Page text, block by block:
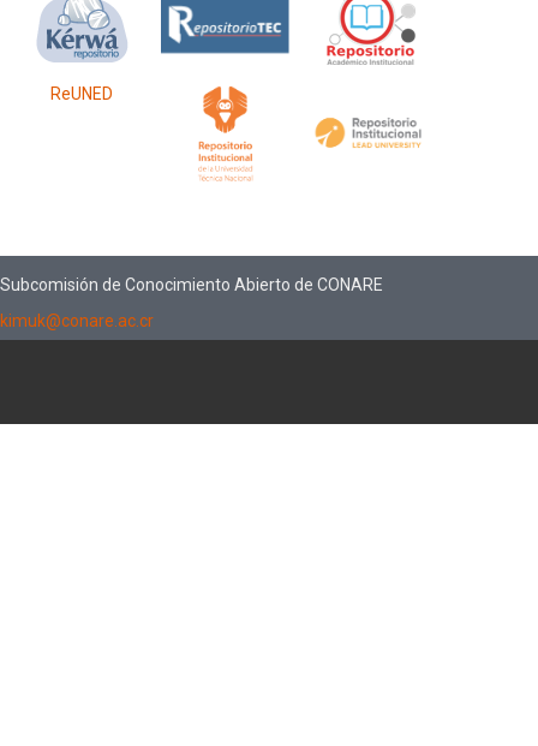
ReUNED
Subcomisión de Conocimiento Abierto de CONARE
kimuk@conare.ac.cr